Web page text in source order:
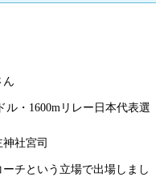
ん
ル・1600mリレー日本代表選
社宮司
チという立場で出場しまし